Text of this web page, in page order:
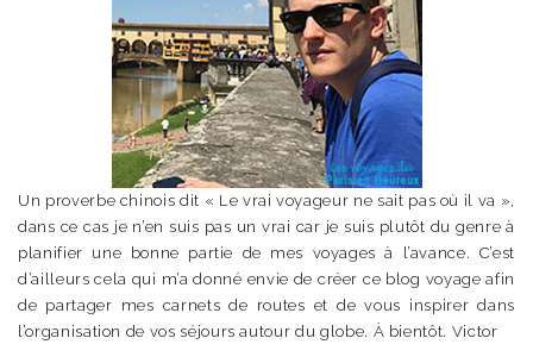
Un proverbe chinois dit « Le vrai voyageur ne sait pas où il va »,
dans ce cas je n’en suis pas un vrai car je suis plutôt du genre à
planifier une bonne partie de mes voyages à l’avance. C’est
d’ailleurs cela qui m’a donné envie de créer ce blog voyage afin
de partager mes carnets de routes et de vous inspirer dans
l’organisation de vos séjours autour du globe. À bientôt. Victor